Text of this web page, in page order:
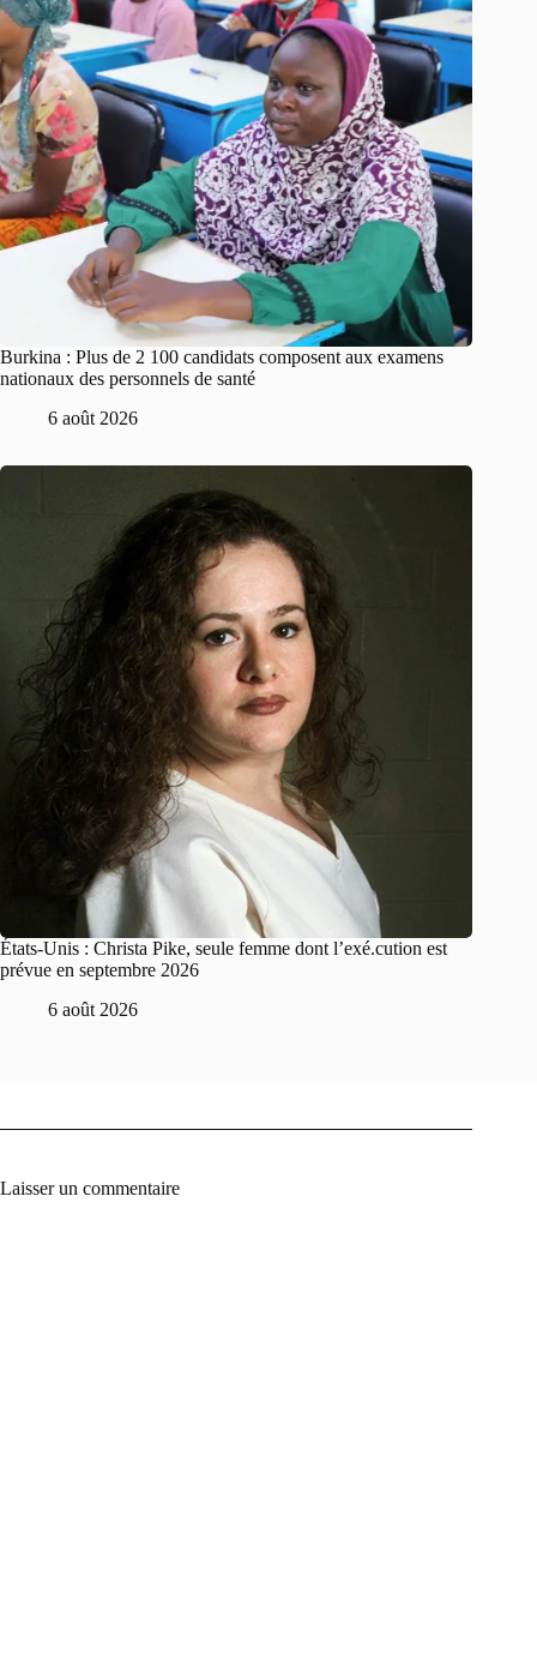
Burkina : Plus de 2 100 candidats composent aux examens
nationaux des personnels de santé
6 août 2026
États-Unis : Christa Pike, seule femme dont l’exé.cution est
prévue en septembre 2026
6 août 2026
Laisser un commentaire